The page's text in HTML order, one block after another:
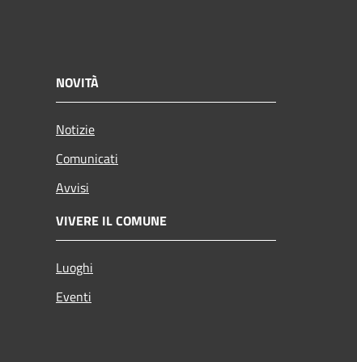
NOVITÀ
Notizie
Comunicati
Avvisi
VIVERE IL COMUNE
Luoghi
Eventi